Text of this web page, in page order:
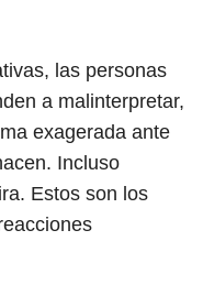
las personas
a malinterpretar,
exagerada ante
Incluso
Estos son los